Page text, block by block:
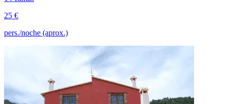
25 €
pers./noche (aprox.)